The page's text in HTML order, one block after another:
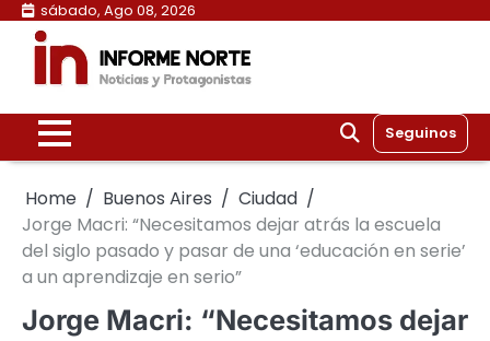
Skip
content
sábado, Ago 08, 2026
Seguinos
Home Buenos Aires
Ciudad
Jorge Macri: “Necesitamos dejar atrás la escuela
del siglo pasado y pasar de una ‘educación en serie’
a un aprendizaje en serio”
Jorge Macri: “Necesitamos dejar